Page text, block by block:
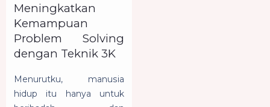
Meningkatkan
Kemampuan
Problem Solving
dengan Teknik 3K
Menurutku, manusia
hidup itu hanya untuk